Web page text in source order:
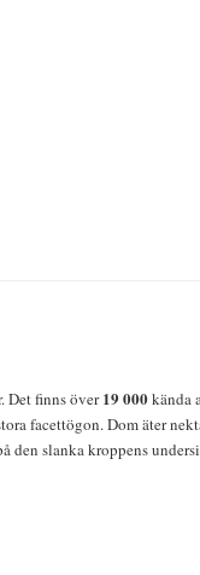
Det finns över19 000kända
facettögon. Dom äter
slanka kroppens